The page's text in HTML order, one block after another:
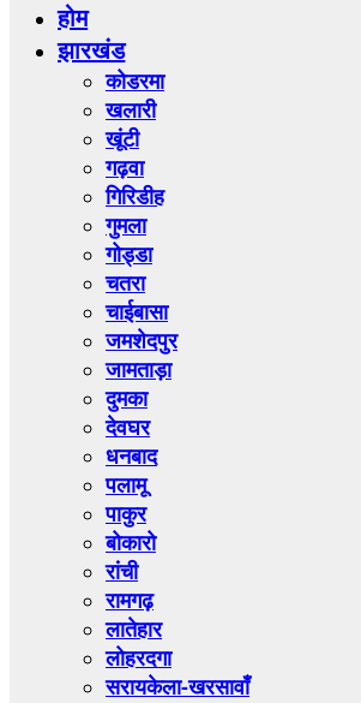
होम
झारखंड
कोडरमा
खलारी
खूंटी
गढ़वा
गिरिडीह
गुमला
गोड्डा
चतरा
चाईबासा
जमशेदपुर
जामताड़ा
दुमका
देवघर
धनबाद
पलामू
पाकुर
बोकारो
रांची
रामगढ़
लातेहार
लोहरदगा
सरायकेला-खरसावाँ